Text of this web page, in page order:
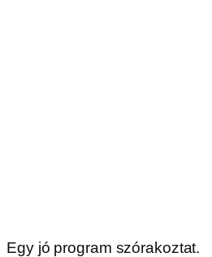
Egy jó program szórakoztat.